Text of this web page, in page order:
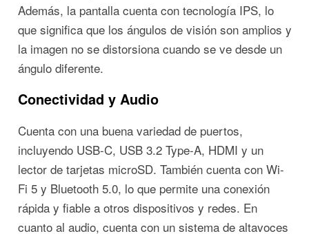
Además, la pantalla cuenta con tecnología IPS, lo
que significa que los ángulos de visión son amplios y
la imagen no se distorsiona cuando se ve desde un
ángulo diferente.
Conectividad y Audio
Cuenta con una buena variedad de puertos,
incluyendo USB-C, USB 3.2 Type-A, HDMI y un
lector de tarjetas microSD. También cuenta con Wi-
Fi 5 y Bluetooth 5.0, lo que permite una conexión
rápida y fiable a otros dispositivos y redes. En
cuanto al audio, cuenta con un sistema de altavoces